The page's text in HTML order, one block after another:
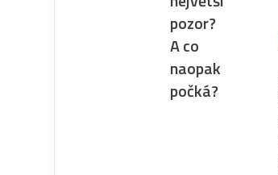
pozor?
A co
naopak
počká?